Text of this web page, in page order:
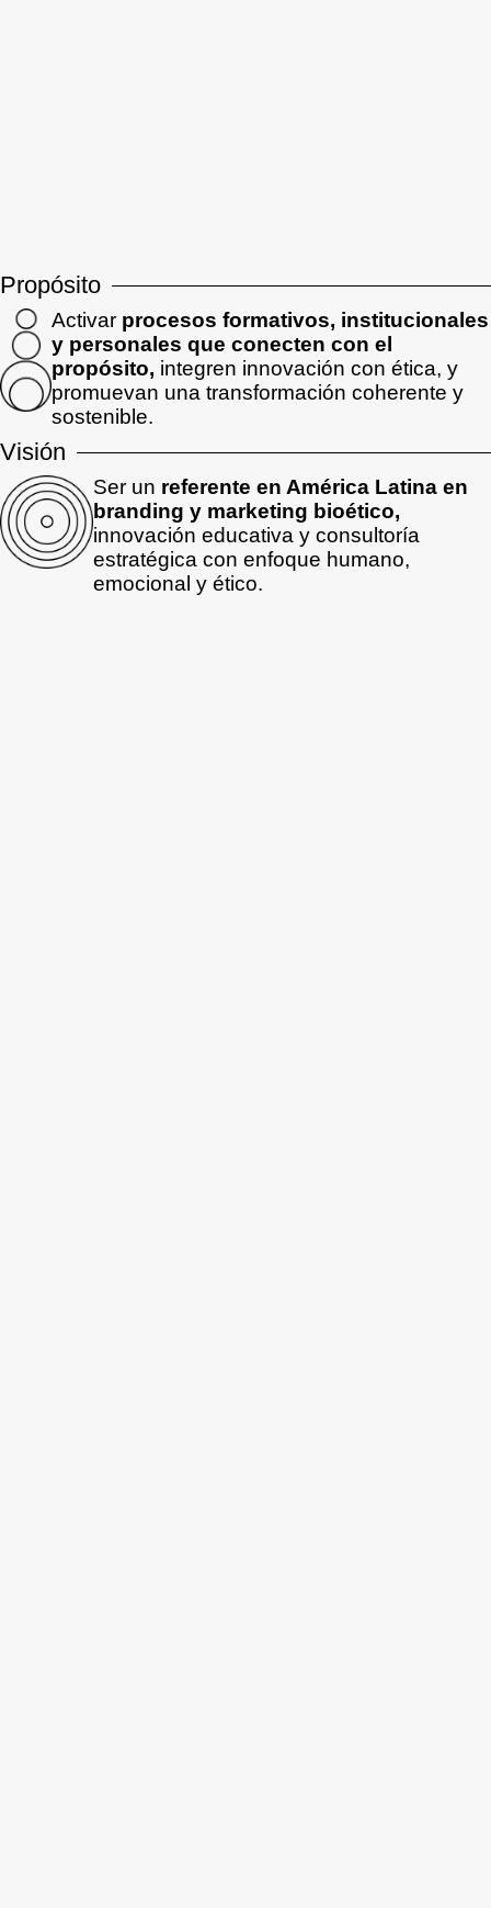
Propósito
Activar procesos formativos, institucionales
y personales que conecten con el
propósito, integren innovación con ética, y
promuevan una transformación coherente y
sostenible.
Visión
Ser un referente en América Latina en
branding y marketing bioético,
innovación educativa y consultoría
estratégica con enfoque humano,
emocional y ético.